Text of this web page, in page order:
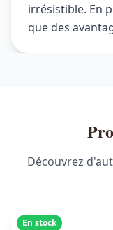
irrésistible. En
que des
Découvrez
En stock